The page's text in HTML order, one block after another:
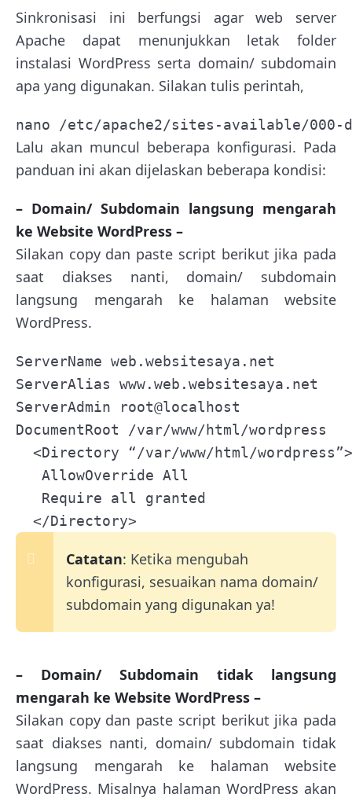
Sinkronisasi ini berfungsi agar web server
Apache dapat menunjukkan letak folder
instalasi WordPress serta domain/ subdomain
apa yang digunakan. Silakan tulis perintah,
nano /etc/apache2/sites-available/
Lalu akan muncul beberapa konfigurasi. Pada
panduan ini akan dijelaskan beberapa kondisi:
– Domain/ Subdomain langsung mengarah
ke Website WordPress –
Silakan copy dan paste script berikut jika pada
saat diakses nanti, domain/ subdomain
langsung mengarah ke halaman website
WordPress.
ServerName web.websitesaya.net
ServerAlias www.web.websitesaya.net
ServerAdmin root@localhost
DocumentRoot /var/www/html/wordpress
  <Directory “/var/www/html/wordpress”>
   AllowOverride All
   Require all granted
  </Directory>
Catatan: Ketika mengubah
konfigurasi, sesuaikan nama domain/
subdomain yang digunakan ya!
– Domain/ Subdomain tidak langsung
mengarah ke Website WordPress –
Silakan copy dan paste script berikut jika pada
saat diakses nanti, domain/ subdomain tidak
langsung mengarah ke halaman website
WordPress. Misalnya halaman WordPress akan